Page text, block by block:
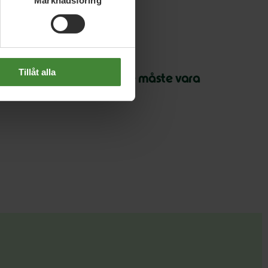
Tillåt alla
2025
för industrifiske måste vara